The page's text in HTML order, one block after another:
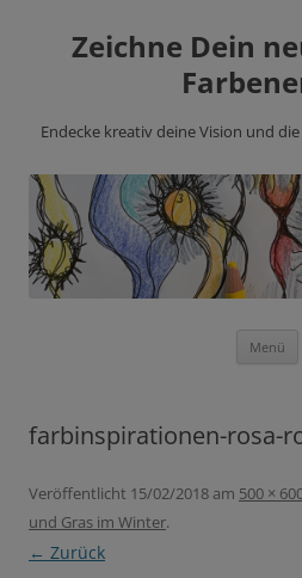
Zeichne Dein
Endecke kreativ deine Vision und
Menü
farbinspirationen-rosa-
Veröffentlicht 15/02/2018am 500 ×
und Gras im Winter.
← Zurück